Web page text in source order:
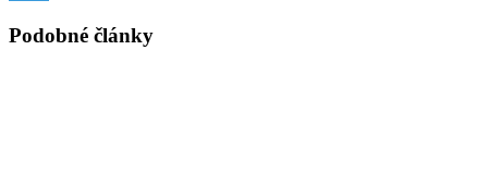
Podobné články